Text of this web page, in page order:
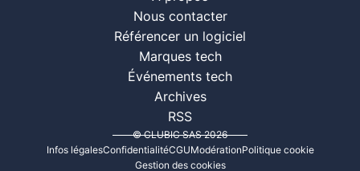
Nous contacter
Référencer un logiciel
Marques tech
Événements tech
Archives
RSS
© CLUBIC SAS 2026
Infos légalesConfidentialitéCGUModérationPolitique cookie
Gestion des cookies